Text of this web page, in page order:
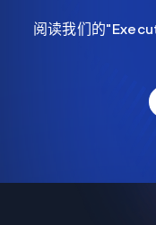
阅读我们的